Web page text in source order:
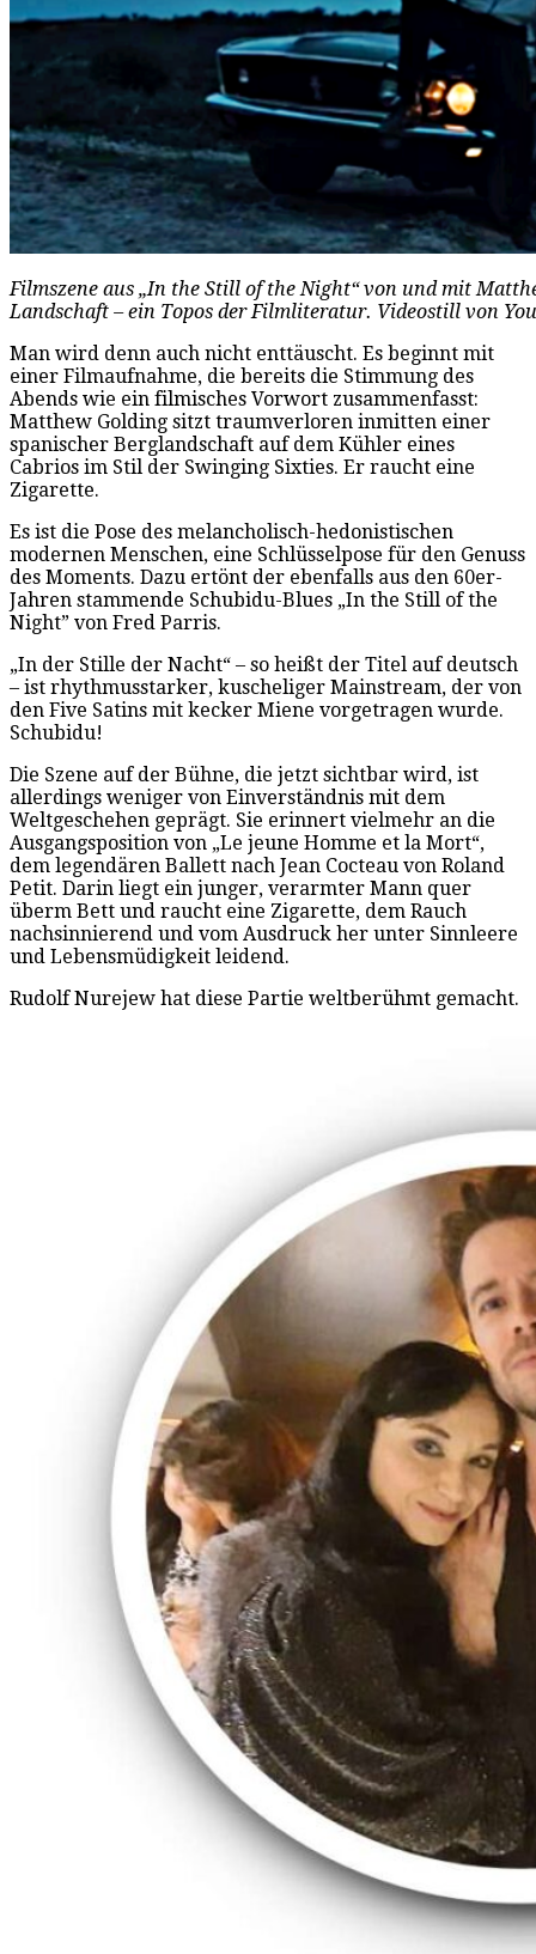
Filmszene aus „In the Still of the Night“ von und mit
Landschaft – ein Topos der Filmliteratur. Videostill von
Man wird denn auch nicht enttäuscht. Es beginnt mit
einer Filmaufnahme, die bereits die Stimmung des
Abends wie ein filmisches Vorwort zusammenfasst:
Matthew Golding sitzt traumverloren inmitten einer
spanischer Berglandschaft auf dem Kühler eines
Cabrios im Stil der Swinging Sixties. Er raucht eine
Zigarette.
Es ist die Pose des melancholisch-hedonistischen
modernen Menschen, eine Schlüsselpose für den Genuss
des Moments. Dazu ertönt der ebenfalls aus den 60er-
Jahren stammende Schubidu-Blues „In the Still of the
Night” von Fred Parris.
„In der Stille der Nacht“ – so heißt der Titel auf deutsch
– ist rhythmusstarker, kuscheliger Mainstream, der von
den Five Satins mit kecker Miene vorgetragen wurde.
Schubidu!
Die Szene auf der Bühne, die jetzt sichtbar wird, ist
allerdings weniger von Einverständnis mit dem
Weltgeschehen geprägt. Sie erinnert vielmehr an die
Ausgangsposition von „Le jeune Homme et la Mort“,
dem legendären Ballett nach Jean Cocteau von Roland
Petit. Darin liegt ein junger, verarmter Mann quer
überm Bett und raucht eine Zigarette, dem Rauch
nachsinnierend und vom Ausdruck her unter Sinnleere
und Lebensmüdigkeit leidend.
Rudolf Nurejew hat diese Partie weltberühmt gemacht.